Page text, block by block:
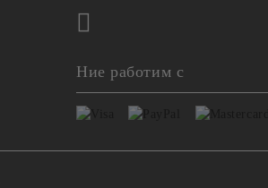
Ние работим с